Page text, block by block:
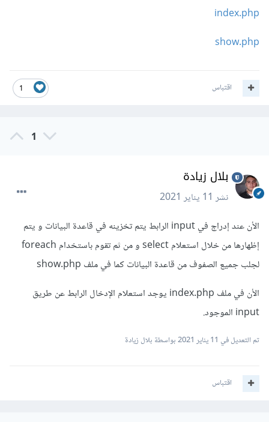
index.php
show.php
1 اقتباس
1
بلال زيادة
نشر11 يناير 2021
الأن عند إدراج في input الرابط يتم تخزينه في قاعدة البيانات و يتم
إظهارها من خلال استعلام select و من ثم تقوم باستخدام foreach
لجلب جميع الصفوف من قاعدة البيانات كما في ملف show.php
الأن في ملف index.php يوجد استعلام الإدخال الرابط عن طريق
input الموجود.
تم التعديل في 11 يناير 2021 بواسطة بلال زيادة
اقتباس